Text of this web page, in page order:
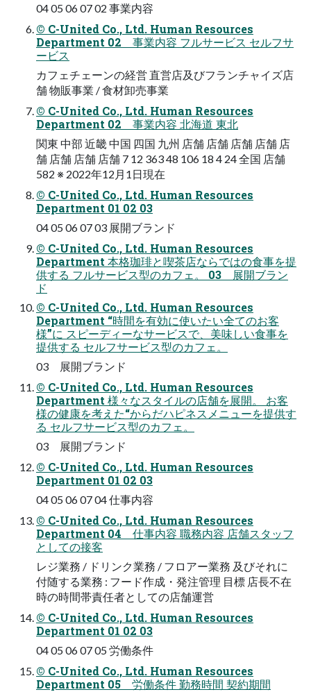
04 05 06 07 02 事業内容
© C-United Co., Ltd. Human Resources
Department 02 事業内容 フルサービス セルフサ
ービス
カフェチェーンの経営 直営店及びフランチャイズ店
舗 物販事業 / 食材卸売事業
© C-United Co., Ltd. Human Resources
Department 02 事業内容 北海道 東北
関東 中部 近畿 中国 四国 九州 店舗 店舗 店舗 店舗 店
舗 店舗 店舗 店舗 7 12 363 48 106 18 4 24 全国 店舗
582 ※ 2022年12月1日現在
© C-United Co., Ltd. Human Resources
Department 01 02 03
04 05 06 07 03 展開ブランド
© C-United Co., Ltd. Human Resources
Department 本格珈琲と喫茶店ならではの食事を提
供する フルサービス型のカフェ。 03 展開ブラン
ド
© C-United Co., Ltd. Human Resources
Department “時間を有効に使いたい全てのお客
様”に スピーディーなサービスで、美味しい食事を
提供する セルフサービス型のカフェ。
03 展開ブランド
© C-United Co., Ltd. Human Resources
Department 様々なスタイルの店舗を展開。 お客
様の健康を考えた“からだハピネスメニューを提供す
る セルフサービス型のカフェ。
03 展開ブランド
© C-United Co., Ltd. Human Resources
Department 01 02 03
04 05 06 07 04 仕事内容
© C-United Co., Ltd. Human Resources
Department 04 仕事内容 職務内容 店舗スタッフ
としての接客
レジ業務 / ドリンク業務 / フロアー業務 及びそれに
付随する業務 : フード作成・発注管理 目標 店長不在
時の時間帯責任者としての店舗運営
© C-United Co., Ltd. Human Resources
Department 01 02 03
04 05 06 07 05 労働条件
© C-United Co., Ltd. Human Resources
Department 05 労働条件 勤務時間 契約期間